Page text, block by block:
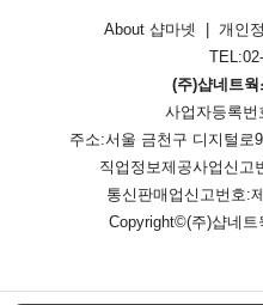
About 샵마넷 개인
(주)샵네트웍
사업자등록번
주소:서울 금천구 디지털로
직업정보제공사업신고
통신판매업신고번호:
Copyright©(주)샵네트